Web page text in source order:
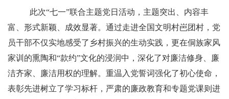
此次“七一”联合主题党日活动，主题突出、内容丰
富、形式新颖、成效显著。通过走进全国文明村岜团村，党
员干部不仅实地感受了乡村振兴的生动实践，更在侗族家风
家训的熏陶和“款约”文化的浸润中，深化了对廉洁修身、廉
洁齐家、廉洁用权的理解。重温入党誓词强化了初心使命，
表彰先进树立了学习标杆，严肃的廉政教育和专题党课则进